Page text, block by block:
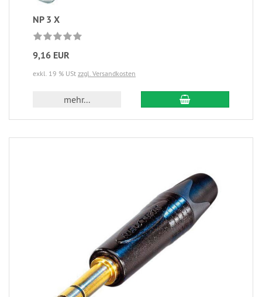
NP 3 X
9,16 EUR
exkl. 19 % USt zzgl. Versandkosten
mehr...